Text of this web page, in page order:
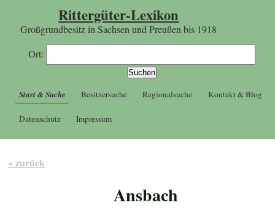
Rittergüter-Lexikon
Großgrundbesitz in Sachsen und Preußen bis 1918
Ort:
Start & Suche Besitzersuche Regionalsuche Kontakt & Blog
Datenschutz Impressum
« zurück
Ansbach